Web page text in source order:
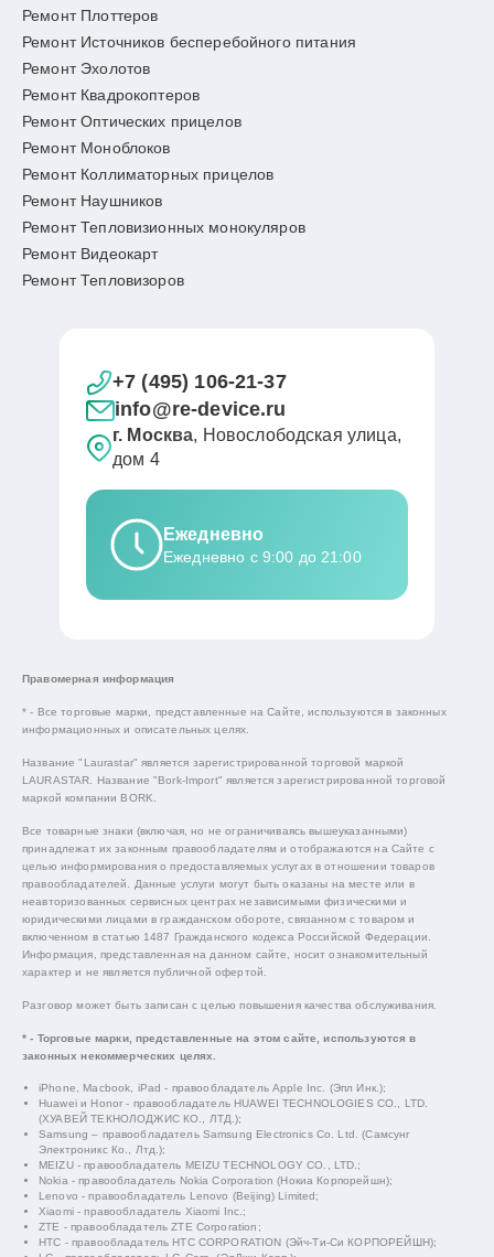
Ремонт Плоттеров
Ремонт Источников бесперебойного питания
Ремонт Эхолотов
Ремонт Квадрокоптеров
Ремонт Оптических прицелов
Ремонт Моноблоков
Ремонт Коллиматорных прицелов
Ремонт Наушников
Ремонт Тепловизионных монокуляров
Ремонт Видеокарт
Ремонт Тепловизоров
+7 (495) 106-21-37
info@re-device.ru
г. Москва, Новослободская улица,
дом 4
Ежедневно
Ежедневно с 9:00 до 21:00
Правомерная информация
* - Все торговые марки, представленные на Сайте, используются в законных
информационных и описательных целях.
Название "Laurastar" является зарегистрированной торговой маркой
LAURASTAR. Название "Bork-Import" является зарегистрированной торговой
маркой компании BORK.
Все товарные знаки (включая, но не ограничиваясь вышеуказанными)
принадлежат их законным правообладателям и отображаются на Сайте с
целью информирования о предоставляемых услугах в отношении товаров
правообладателей. Данные услуги могут быть оказаны на месте или в
неавторизованных сервисных центрах независимыми физическими и
юридическими лицами в гражданском обороте, связанном с товаром и
включенном в статью 1487 Гражданского кодекса Российской Федерации.
Информация, представленная на данном сайте, носит ознакомительный
характер и не является публичной офертой.
Разговор может быть записан с целью повышения качества обслуживания.
* - Торговые марки, представленные на этом сайте, используются в
законных некоммерческих целях.
iPhone, Macbook, iPad - правообладатель Apple Inc. (Эпл Инк.);
Huawei и Honor - правообладатель HUAWEI TECHNOLOGIES CO., LTD.
(ХУАВЕЙ ТЕКНОЛОДЖИС КО., ЛТД.);
Samsung – правообладатель Samsung Electronics Co. Ltd. (Самсунг
Электроникс Ко., Лтд.);
MEIZU - правообладатель MEIZU TECHNOLOGY CO., LTD.;
Nokia - правообладатель Nokia Corporation (Нокиа Корпорейшн);
Lenovo - правообладатель Lenovo (Beijing) Limited;
Xiaomi - правообладатель Xiaomi Inc.;
ZTE - правообладатель ZTE Corporation;
HTC - правообладатель HTC CORPORATION (Эйч-Ти-Си КОРПОРЕЙШН);